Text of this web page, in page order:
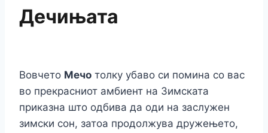
Дечињата
Вовчето Мечо толку убаво си помина со вас
во прекрасниот амбиент на Зимската
приказна што одбива да оди на заслужен
зимски сон, затоа продолжува дружењето,